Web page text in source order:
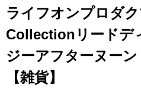
ライフオンプロダ
Collectionリードデ
ジーアフターヌー
【雑貨】